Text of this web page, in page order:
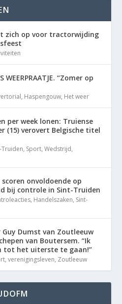
zich op voor tractorwijding
WEERPRAATJE. “Zomer op
, Haspengouw, Het weer
per week lonen: Truiense
(15) verovert Belgische titel
Truiden, Sport,Wedstrijd,
onvoldoende op
bij controle in Sint-Truiden
, Handelszaken, Sint-
Guy Dumst van Zoutleeuw
van Boutersem. “Ik
tot het uiterste te gaan!”
,verenigingsleven, Zoutleeuw